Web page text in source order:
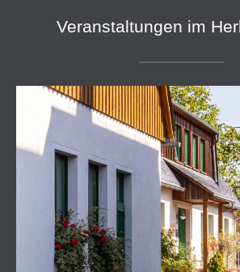
Veranstaltungen im